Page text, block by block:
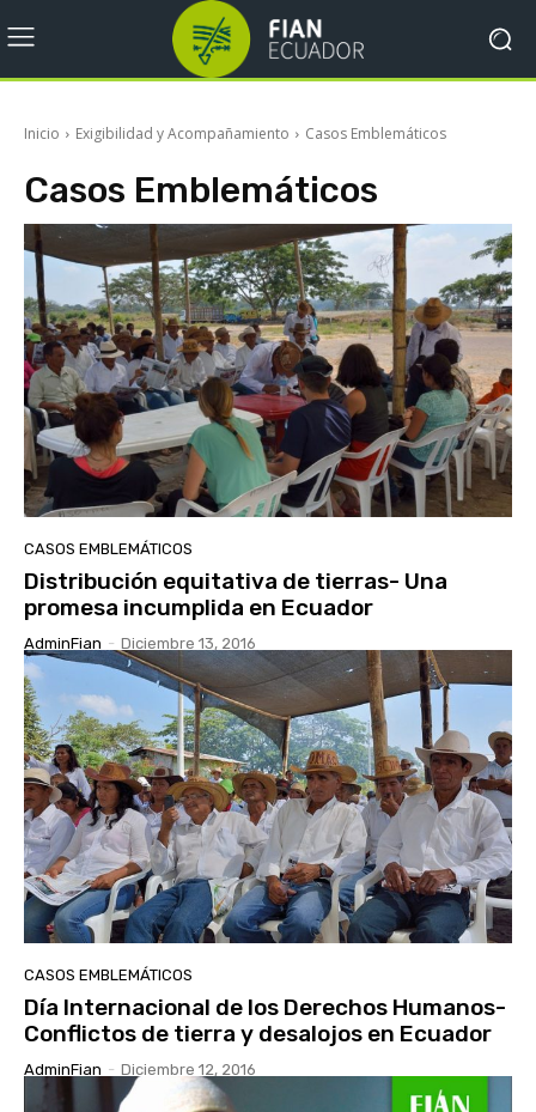
Inicio Exigibilidad y Acompañamiento Casos Emblemáticos
Casos Emblemáticos
CASOS EMBLEMÁTICOS
Distribución equitativa de tierras- Una
promesa incumplida en Ecuador
AdminFian - Diciembre 13, 2016
CASOS EMBLEMÁTICOS
Día Internacional de los Derechos Humanos-
Conflictos de tierra y desalojos en Ecuador
AdminFian - Diciembre 12, 2016